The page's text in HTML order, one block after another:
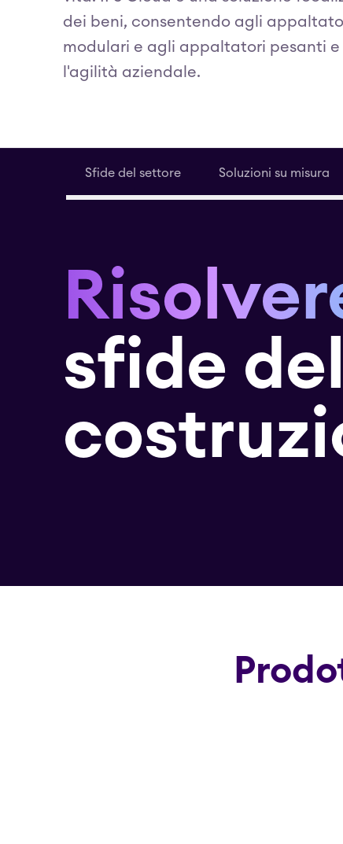
dei beni, consentendo agli
modulari e agli appaltatori pesanti
l'agilità aziendale.
Sfide del settore Soluzioni su misura
sfide